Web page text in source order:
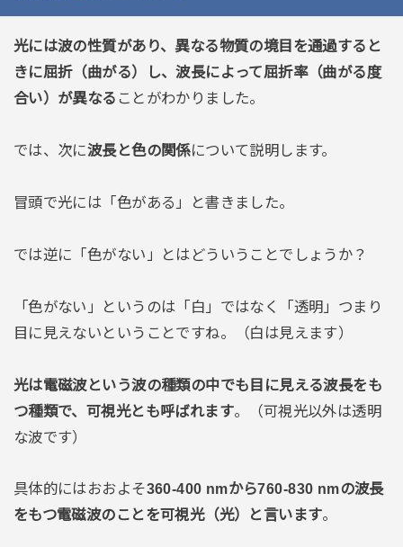
光には波の性質があり、異なる物質の境目を通過すると
きに屈折（曲がる）し、波長によって屈折率（曲がる度
合い）が異なる ことがわかりました。
では、次に波長と色の関係について説明します。
冒頭で光には「色がある」と書きました。
では逆に「色がない」とはどういうことでしょうか？
「色がない」というのは「白」ではなく「透明」つまり
目に見えないということですね。（白は見えます）
光は電磁波という波の種類の中でも目に見える波長をも
つ種類で、可視光とも呼ばれます。（可視光以外は透明
な波です）
具体的にはおおよそ360-400 nmから760-830 nmの波長
をもつ電磁波のことを可視光（光）と言います。